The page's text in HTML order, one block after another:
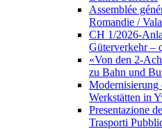
Assemblée
Romandie /
CH 1/2026-
Güterverkehr –
«Von den 2-
zu Bahn und
Werkstätten in
Presentazione
Trasporti